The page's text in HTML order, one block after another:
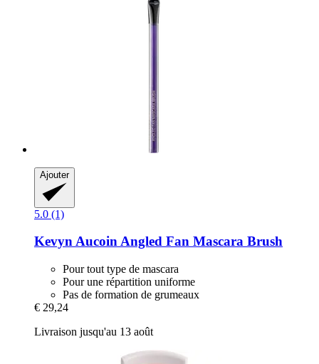
Ajouter
5.0 (1)
Kevyn AucoinAngled Fan Mascara Brush
Pour tout type de mascara
Pour une répartition uniforme
Pas de formation de grumeaux
€ 29,24
Livraison jusqu'au 13 août